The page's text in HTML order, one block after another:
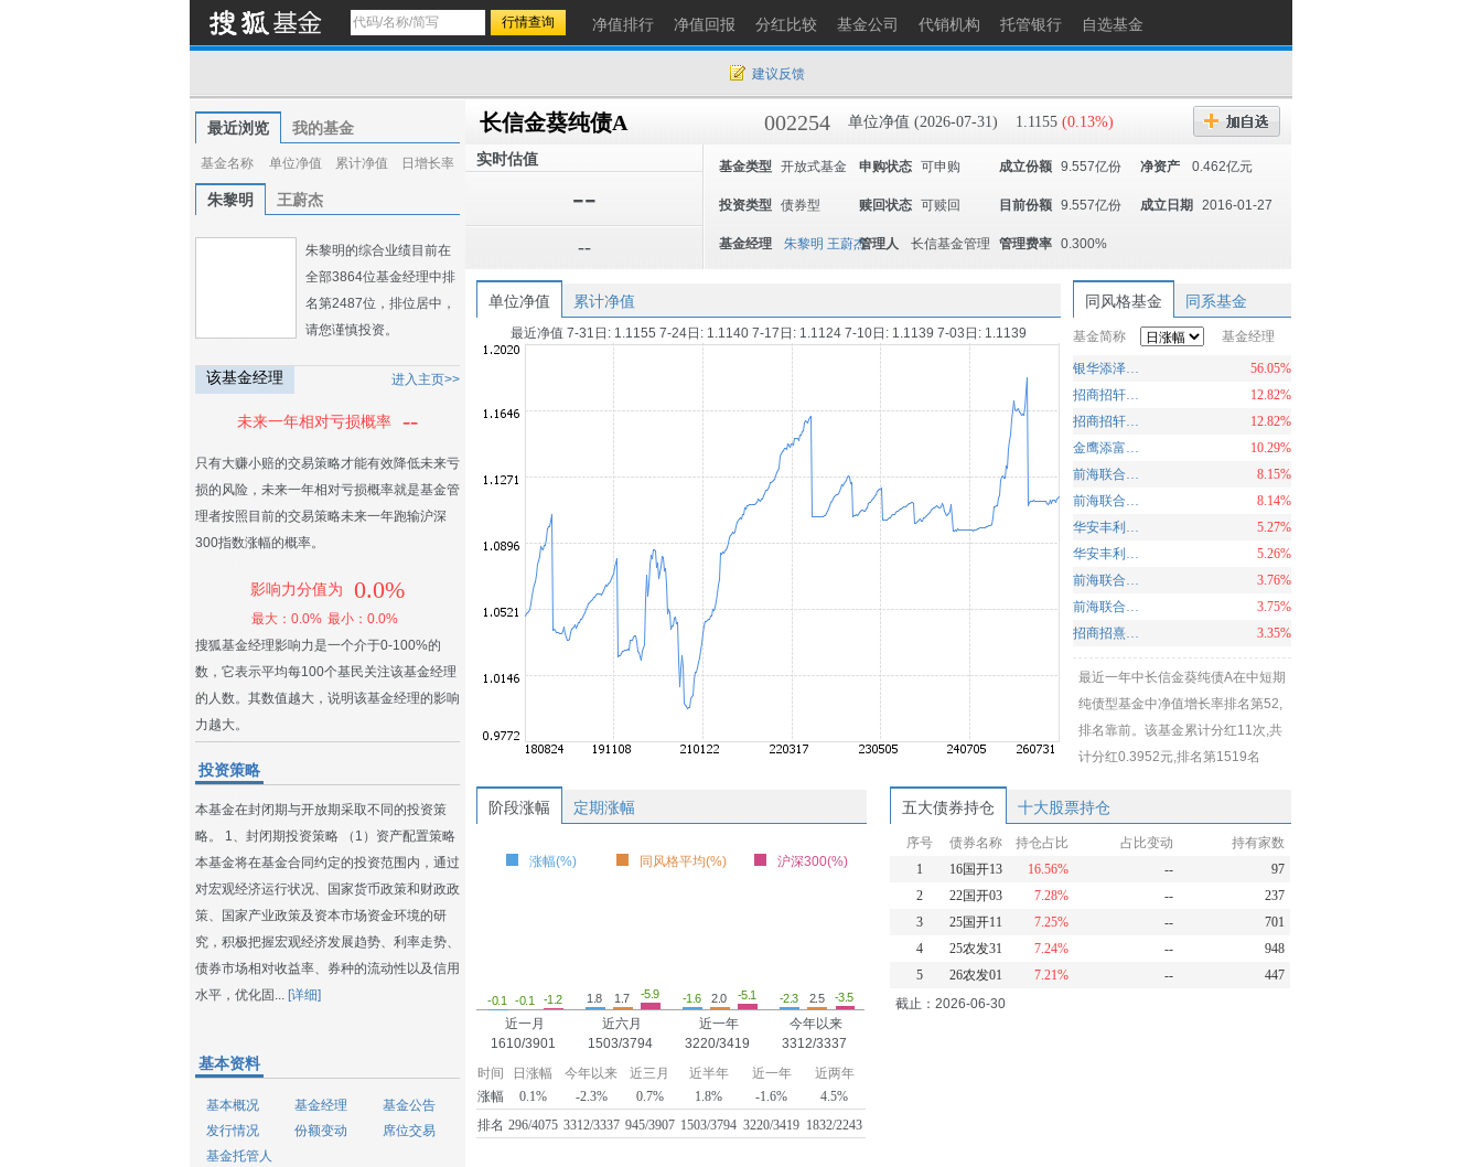
净值排行 净值回报 分红比较 基金公司 代销机构 托管银行 自选基金
建议反馈
最近浏览 我的基金
基金名称 单位净值 累计净值 日增长率
朱黎明 王蔚杰
朱黎明的综合业绩目前在
全部3864位基金经理中排
名第2487位，排位居中，
请您谨慎投资。
该基金经理 进入主页>>
未来一年相对亏损概率 --
只有大赚小赔的交易策略才能有效降低未来亏
损的风险，未来一年相对亏损概率就是基金管
理者按照目前的交易策略未来一年跑输沪深
300指数涨幅的概率。
影响力分值为 0.0%
最大：0.0% 最小：0.0%
搜狐基金经理影响力是一个介于0-100%的
数，它表示平均每100个基民关注该基金经理
的人数。其数值越大，说明该基金经理的影响
力越大。
投资策略
本基金在封闭期与开放期采取不同的投资策
略。 1、封闭期投资策略 （1）资产配置策略
本基金将在基金合同约定的投资范围内，通过
对宏观经济运行状况、国家货币政策和财政政
策、国家产业政策及资本市场资金环境的研
究，积极把握宏观经济发展趋势、利率走势、
债券市场相对收益率、券种的流动性以及信用
水平，优化固... [详细]
基本资料
基本概况 基金经理
基金公告
发行情况
份额变动
席位交易
基金托管人
长信金葵纯债A 002254 单位净值 (2026-07-31) 1.1155 (0.13%)
实时估值
--
--
基金类型 开放式基金 申购状态 可申购 成立份额 9.557亿份 净资产 0.462亿元
投资类型 债券型 赎回状态 可赎回 目前份额 9.557亿份 成立日期 2016-01-27
基金经理 朱黎明 王蔚杰管理人 长信基金管理 管理费率 0.300%
单位净值 累计净值
最近净值 7-31日: 1.1155 7-24日: 1.1140 7-17日: 1.1124 7-10日: 1.1139 7-03日: 1.1139
同风格基金 同系基金
基金简称 基金经理
银华添泽定期开放债券
56.05%
招商招轩纯债C
12.82%
招商招轩纯债A
12.82%
金鹰添富纯债债券
10.29%
前海联合泳盛纯债A
8.15%
前海联合泳盛纯债C
8.14%
华安丰利18个月定开债C
5.27%
华安丰利18个月定开债A
5.26%
前海联合泳祺纯债C
3.76%
前海联合泳祺纯债A
3.75%
招商招熹纯债A
3.35%
最近一年中长信金葵纯债A在中短期
纯债型基金中净值增长率排名第52,
排名靠前。该基金累计分红11次,共
计分红0.3952元,排名第1519名
阶段涨幅 定期涨幅
涨幅(%) 同风格平均(%) 沪深300(%)
-0.1 -0.1 -1.2
近一月
1610/3901
1.8 1.7 -5.9
近六月
1503/3794
-1.6 2.0 -5.1
近一年
3220/3419
-2.3 2.5 -3.5
今年以来
3312/3337
时间
日涨幅 今年以来 近三月 近半年 近一年
近两年
涨幅
0.1% -2.3% 0.7% 1.8% -1.6%
4.5%
排名 296/4075 3312/3337 945/3907 1503/3794 3220/3419 1832/2243
五大债券持仓 十大股票持仓
序号 债券名称 持仓占比 占比变动
持有家数
1
16国开13 16.56% --
97
2
22国开03 7.28% --
237
3
25国开11 7.25% --
701
4
25农发31 7.24% --
948
5
26农发01 7.21% --
447
截止：2026-06-30